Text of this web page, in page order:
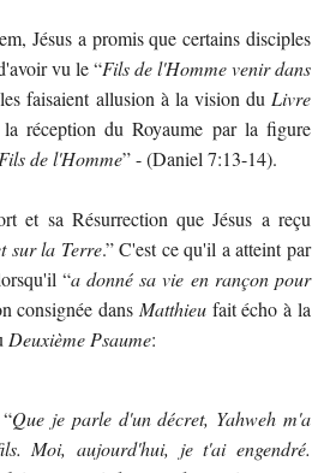
Jésus a promis que certains disciples
vu le “Fils de l'Homme venir dans
faisaient allusion à la vision du Livre
réception du Royaume par la figure
Fils de l'Homme” - (Daniel 7:13-14).
et sa Résurrection que Jésus a reçu
sur la Terre.” C'est ce qu'il a atteint par
“a donné sa vie en rançon pour
consignée dans Matthieufait écho à la
Deuxième Psaume:
Que je parle d'un décret, Yahweh m'a
Moi, aujourd'hui, je t'ai engendré.